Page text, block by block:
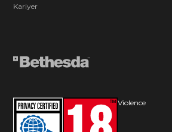
Kariyer
Violence